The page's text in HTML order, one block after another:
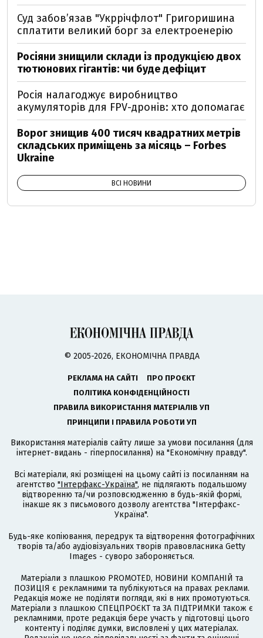
Суд забов’язав "Укррічфлот" Григоришина
сплатити великий борг за електроенерію
Росіяни знищили склади із продукцією двох
тютюнових гігантів: чи буде дефіцит
Росія налагоджує виробництво
акумуляторів для FPV-дронів: хто допомагає
Ворог знищив 400 тисяч квадратних метрів
складських приміщень за місяць – Forbes
Ukraine
ВСІ НОВИНИ
© 2005-2026, ЕКОНОМІЧНА ПРАВДА
РЕКЛАМА НА САЙТІ
ПРО ПРОЄКТ
ПОЛІТИКА КОНФІДЕНЦІЙНОСТІ
ПРАВИЛА ВИКОРИСТАННЯ МАТЕРІАЛІВ УП
ПРИНЦИПИ І ПРАВИЛА РОБОТИ УП
Використання матеріалів сайту лише за умови посилання (для
інтернет-видань - гіперпосилання) на "Економічну правду".
Всі матеріали, які розміщені на цьому сайті із посиланням на
агентство "Інтерфакс-Україна", не підлягають подальшому
відтворенню та/чи розповсюдженню в будь-якій формі,
інакше як з письмового дозволу агентства "Інтерфакс-
Україна".
Будь-яке копіювання, передрук та відтворення фотографічних
творів та/або аудіовізуальних творів правовласника Getty
Images - суворо забороняється.
Матеріали з плашкою PROMOTED, НОВИНИ КОМПАНІЙ та
ПОЗИЦІЯ є рекламними та публікуються на правах реклами.
Редакція може не поділяти погляди, які в них промотуються.
Матеріали з плашкою СПЕЦПРОЄКТ та ЗА ПІДТРИМКИ також є
рекламними, проте редакція бере участь у підготовці цього
контенту і поділяє думки, висловлені у цих матеріалах.